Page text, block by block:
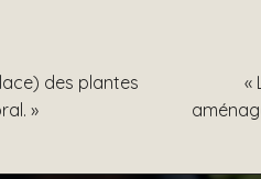
des plantes
»
«